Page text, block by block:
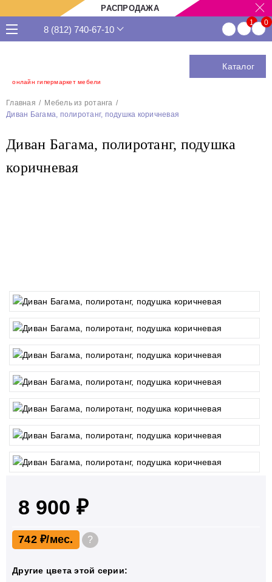
РАСПРОДАЖА
онлайн гипермаркет мебели
8 (812) 740-67-10
Каталог
Главная
Мебель из ротанга
Диван Багама, полиротанг, подушка коричневая
Диван Багама, полиротанг, подушка
коричневая
8 900 ₽
742 ₽ ?
Другие цвета этой серии: